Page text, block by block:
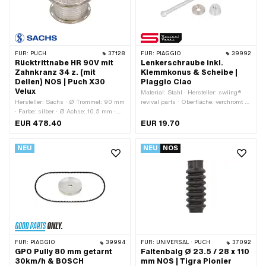
FÜR: PUCH 37128
Rücktrittnabe HR 90V mit
Zahnkranz 34 z. (mit
Dellen) NOS | Puch X30
Velux
Hersteller: Sachs · Ø Trommel: 90 mm
· Farbe: silber · Ø Achse: 10.5 mm ·
Gewindeart: MF10.5x1 (Feingewinde) ·
OEM-Nr.: 320.5.41.002.0
EUR 478.40
FÜR: PIAGGIO 39992
Lenkerschraube inkl.
Klemmkonus & Scheibe |
Piaggio Ciao
Material: Stahl · Hersteller: swiing®
revival parts · Oberfläche: verchromt ·
· Nenndurchmesser (Gewinde): 7 mm ·
Schlüsselweite: 10 mm · Schaft: Ja · Ø
Schaft: 6.7 mm · Länge Schaft: 114 mm
· Gesamtlänge: 170 mm ·
Gewindelänge: 56 mm ·
Festigkeitsklasse: 8.8 · Farbe: Chrom ·
Anzahl Bestandteile: 3 Stk. · Piaggio
OEM-Nr.: 104969 · Piaggio OEM-Nr.:
124673 · Piaggio OEM-Nr.: 141555
EUR 19.70
NEU
FÜR: PIAGGIO 39994
GPO Pully 80 mm getarnt
30km/h & BOSCH
NEU NOS
FÜR: UNIVERSAL · PUCH 37092
Faltenbalg Ø 23.5 / 28 x 110
mm NOS | Tigra Pionier